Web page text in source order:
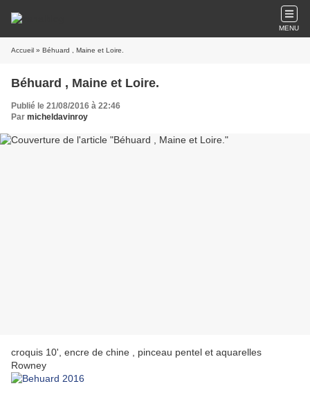
MENU
Accueil » Béhuard , Maine et Loire.
Béhuard , Maine et Loire.
Publié le 21/08/2016 à 22:46
Par micheldavinroy
croquis 10', encre de chine , pinceau pentel et aquarelles
Rowney